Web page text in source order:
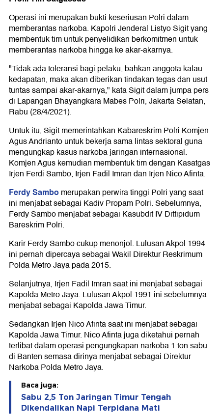
Operasi ini merupakan bukti keseriusan Polri dalam
memberantas narkoba. Kapolri Jenderal Listyo Sigit yang
membentuk tim untuk penyelidikan berkomitmen untuk
memberantas narkoba hingga ke akar-akarnya.
"Tidak ada toleransi bagi pelaku, bahkan anggota kalau
kedapatan, maka akan diberikan tindakan tegas dan usut
tuntas sampai akar-akarnya," kata Sigit dalam jumpa pers
di Lapangan Bhayangkara Mabes Polri, Jakarta Selatan,
Rabu (28/4/2021).
Untuk itu, Sigit memerintahkan Kabareskrim Polri Komjen
Agus Andrianto untuk bekerja sama lintas sektoral guna
mengungkap kasus narkoba jaringan internasional.
Komjen Agus kemudian membentuk tim dengan Kasatgas
Irjen Ferdi Sambo, Irjen Fadil Imran dan Irjen Nico Afinta.
Ferdy Sambomerupakan perwira tinggi Polri yang saat
ini menjabat sebagai Kadiv Propam Polri. Sebelumnya,
Ferdy Sambo menjabat sebagai Kasubdit IV Dittipidum
Bareskrim Polri.
Karir Ferdy Sambo cukup menonjol. Lulusan Akpol 1994
ini pernah dipercaya sebagai Wakil Direktur Reskrimum
Polda Metro Jaya pada 2015.
Selanjutnya, Irjen Fadil Imran saat ini menjabat sebagai
Kapolda Metro Jaya. Lulusan Akpol 1991 ini sebelumnya
menjabat sebagai Kapolda Jawa Timur.
Sedangkan Irjen Nico Afinta saat ini menjabat sebagai
Kapolda Jawa Timur. Nico Afinta juga diketahui pernah
terlibat dalam operasi pengungkapan narkoba 1 ton sabu
di Banten semasa dirinya menjabat sebagai Direktur
Narkoba Polda Metro Jaya.
Baca juga:
Sabu 2,5 Ton Jaringan Timur Tengah
Dikendalikan Napi Terpidana Mati